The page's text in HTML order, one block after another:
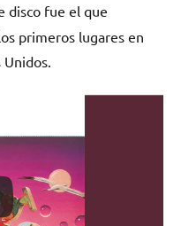
disco fue el que
primeros lugares en